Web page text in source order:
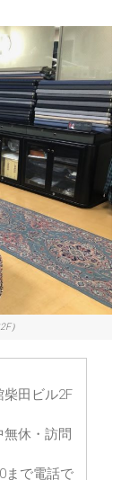
）
田ビル2F
休・訪問
まで電話で